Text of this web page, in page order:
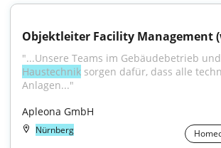
Objektleiter Facility Management
Haustechnik sorgen dafür, dass alle
Anlagen..."
Apleona GmbH
Nürnberg